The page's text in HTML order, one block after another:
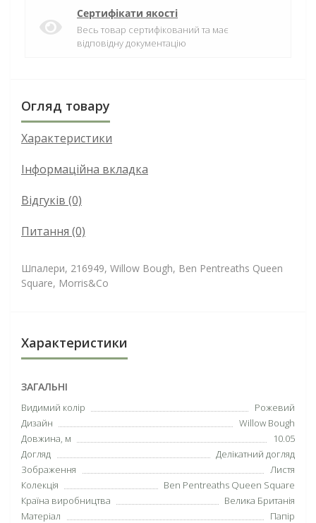
Сертифікати якості
Весь товар сертифікований та має
відповідну документацію
Огляд товару
Характеристики
Інформаційна вкладка
Відгуків (0)
Питання (0)
Шпалери, 216949, Willow Bough, Ben Pentreaths Queen
Square, Morris&Co
Характеристики
ЗАГАЛЬНІ
Видимий колір
Рожевий
Дизайн
Willow Bough
Довжина, м
10.05
Догляд
Делікатний догляд
Зображення
Листя
Колекція
Ben Pentreaths Queen Square
Країна виробництва
Велика Британія
Матеріал
Папір